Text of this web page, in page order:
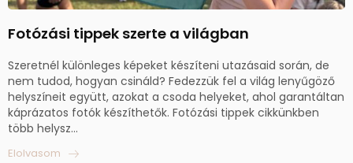
Fotózási tippek szerte a világban
Szeretnél különleges képeket készíteni utazásaid során, de
nem tudod, hogyan csináld? Fedezzük fel a világ lenyűgöző
helyszíneit együtt, azokat a csoda helyeket, ahol garantáltan
káprázatos fotók készíthetők. Fotózási tippek cikkünkben
több helysz...
Elolvasom